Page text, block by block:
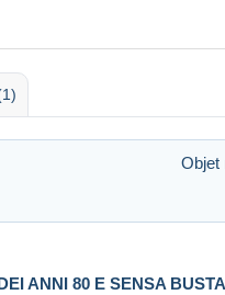
Objet
ANNI 80 E SENSA